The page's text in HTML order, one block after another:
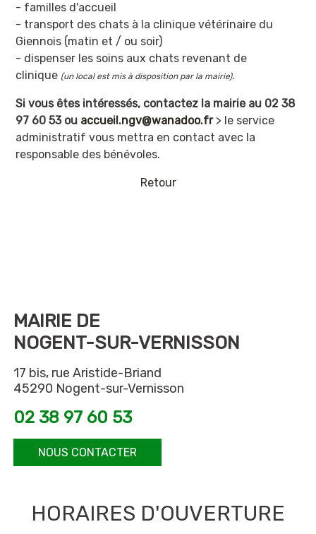
- familles d'accueil
- transport des chats à la clinique vétérinaire du
Giennois (matin et / ou soir)
- dispenser les soins aux chats revenant de
clinique (un local est mis à disposition par la mairie).
Si vous êtes intéressés, contactez la mairie au 02 38
97 60 53 ou accueil.ngv@wanadoo.fr> le service
administratif vous mettra en contact avec la
responsable des bénévoles.
Retour
MAIRIE DE
NOGENT-SUR-VERNISSON
17 bis, rue Aristide-Briand
45290 Nogent-sur-Vernisson
02 38 97 60 53
NOUS CONTACTER
HORAIRES D'OUVERTURE